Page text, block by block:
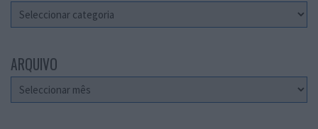
Categorias
ARQUIVO
Arquivo